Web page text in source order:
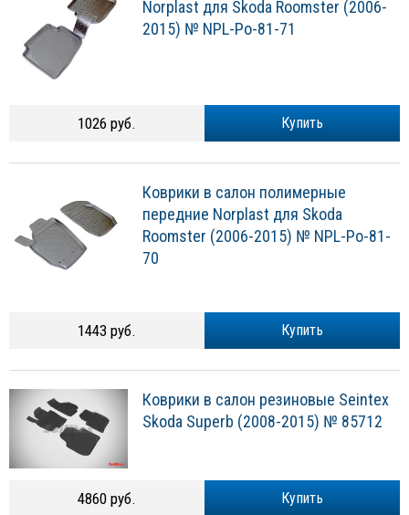
2015) № NPL-Po-81-71
Купить
передние Norplast для Skoda
Roomster (2006-2015) № NPL-Po-81-
70
Купить
Skoda Superb (2008-2015) № 85712
Купить